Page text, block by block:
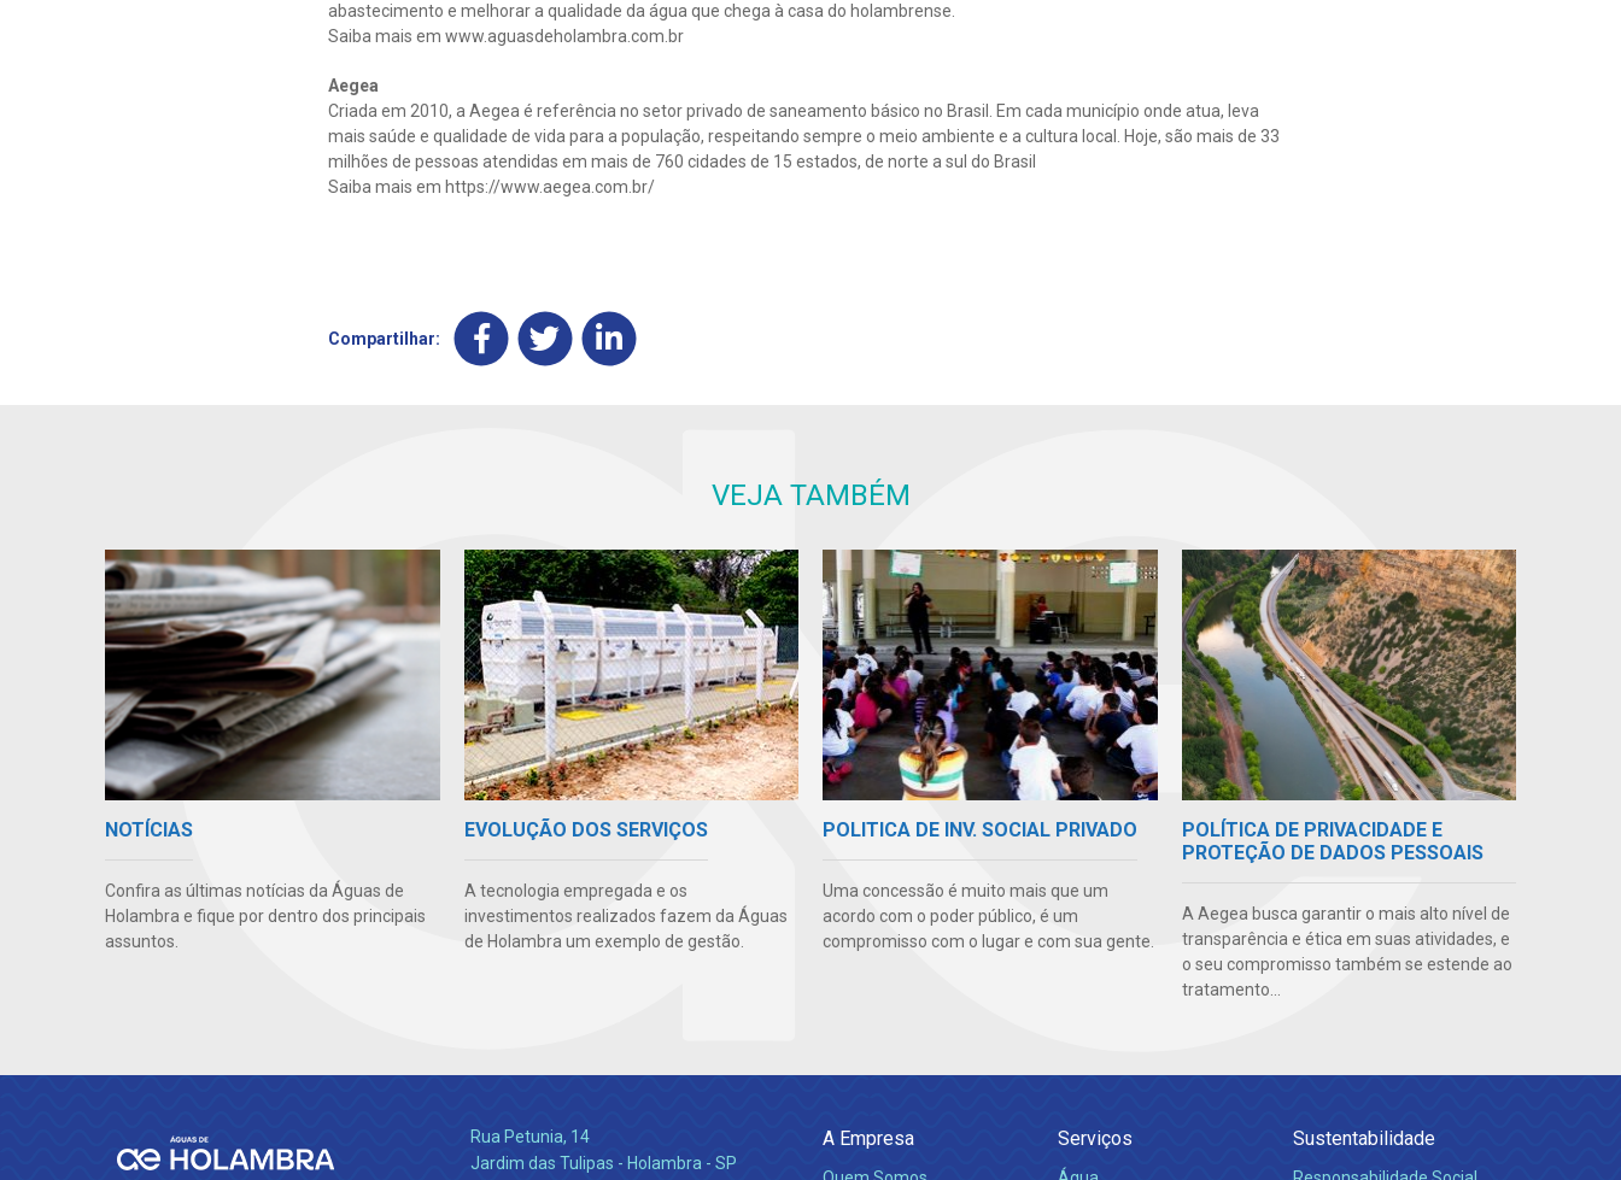
abastecimento e melhorar a qualidade da água que chega à casa do holambrense.
Saiba mais em www.aguasdeholambra.com.br
Aegea
Criada em 2010, a Aegea é referência no setor privado de saneamento básico no Brasil. Em cada município onde atua, leva
mais saúde e qualidade de vida para a população, respeitando sempre o meio ambiente e a cultura local. Hoje, são mais de 33
milhões de pessoas atendidas em mais de 760 cidades de 15 estados, de norte a sul do Brasil
Saiba mais em https://www.aegea.com.br/
Compartilhar:
VEJA TAMBÉM
NOTÍCIAS
Confira as últimas notícias da Águas de
Holambra e fique por dentro dos principais
assuntos.
EVOLUÇÃO DOS SERVIÇOS
A tecnologia empregada e os
investimentos realizados fazem da Águas
de Holambra um exemplo de gestão.
POLITICA DE INV. SOCIAL PRIVADO
Uma concessão é muito mais que um
acordo com o poder público, é um
compromisso com o lugar e com sua gente.
POLÍTICA DE PRIVACIDADE E
PROTEÇÃO DE DADOS PESSOAIS
A Aegea busca garantir o mais alto nível de
transparência e ética em suas atividades, e
o seu compromisso também se estende ao
tratamento...
Rua Petunia, 14
Jardim das Tulipas - Holambra - SP
A Empresa Serviços Sustentabilidade